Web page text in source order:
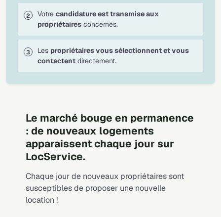
Votre candidature est transmise aux
propriétaires concernés.
Les propriétaires vous sélectionnent et vous
contactent directement.
Le marché bouge en permanence
: de nouveaux logements
apparaissent chaque jour sur
LocService.
Chaque jour de nouveaux propriétaires sont
susceptibles de proposer une nouvelle
location !